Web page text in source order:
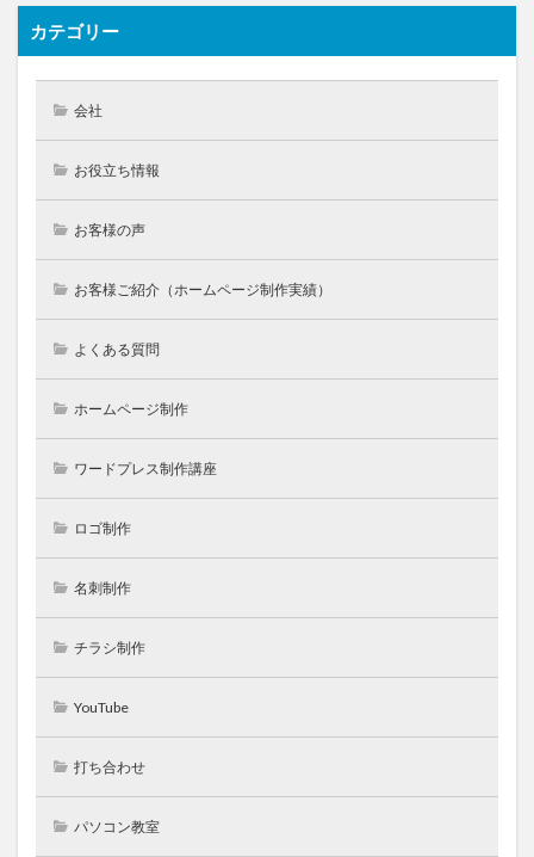
カテゴリー
会社
お役立ち情報
お客様の声
お客様ご紹介（ホームページ制作実績）
よくある質問
ホームページ制作
ワードプレス制作講座
ロゴ制作
名刺制作
チラシ制作
YouTube
打ち合わせ
パソコン教室